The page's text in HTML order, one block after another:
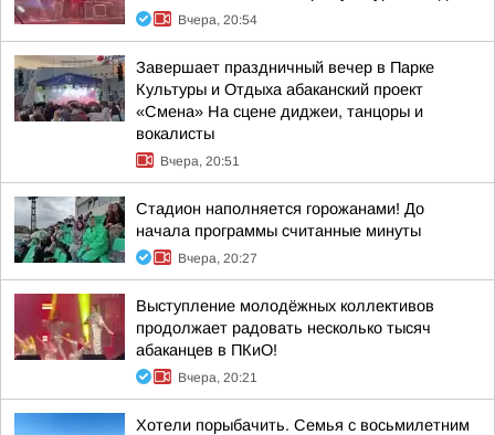
Вчера, 20:54
Завершает праздничный вечер в Парке
Культуры и Отдыха абаканский проект
«Смена» На сцене диджеи, танцоры и
вокалисты
Вчера, 20:51
Стадион наполняется горожанами! До
начала программы считанные минуты
Вчера, 20:27
Выступление молодёжных коллективов
продолжает радовать несколько тысяч
абаканцев в ПКиО!
Вчера, 20:21
Хотели порыбачить. Семья с восьмилетним